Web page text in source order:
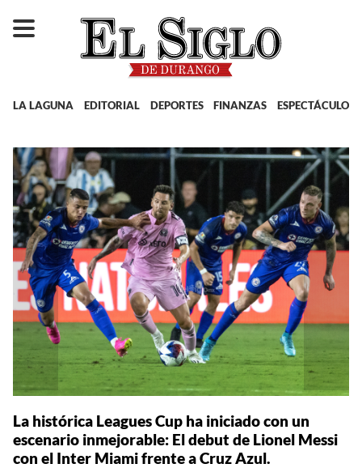
LA LAGUNA EDITORIAL DEPORTES FINANZAS ESPECTÁCULOS
La histórica Leagues Cup ha iniciado con un
escenario inmejorable: El debut de Lionel Messi
con el Inter Miami frente a Cruz Azul.